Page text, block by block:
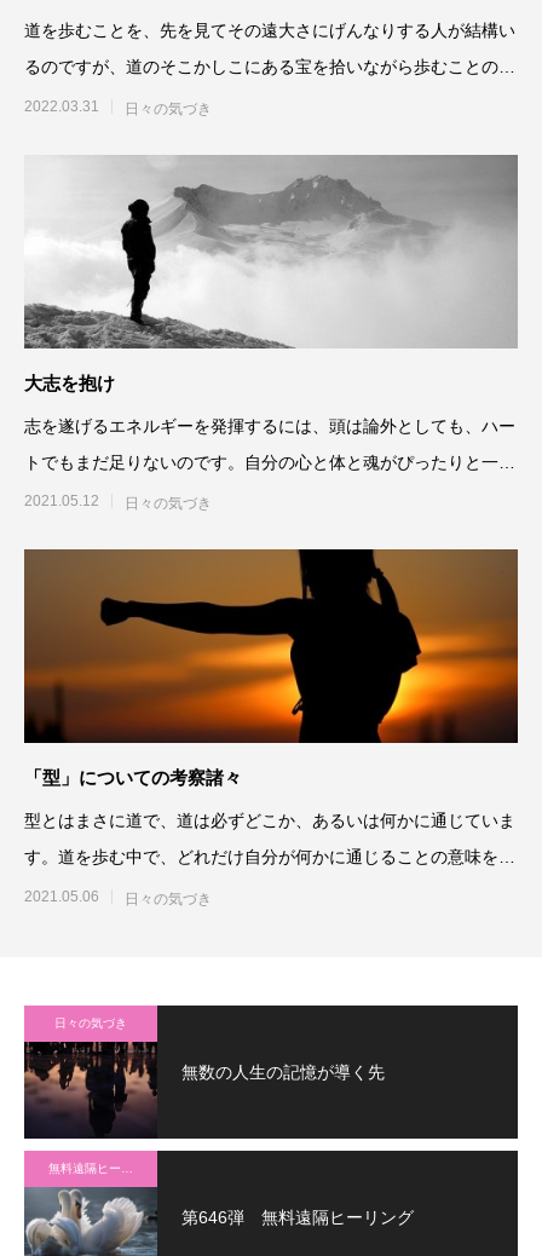
道を歩むことを、先を見てその遠大さにげんなりする人が結構い
るのですが、道のそこかしこにある宝を拾いながら歩むことの楽
しさ、奥深さ、感動は何に
2022.03.31 日々の気づき
大志を抱け
志を遂げるエネルギーを発揮するには、頭は論外としても、ハー
トでもまだ足りないのです。自分の心と体と魂がぴったりと一致
したところから意図を定め
2021.05.12 日々の気づき
「型」についての考察諸々
型とはまさに道で、道は必ずどこか、あるいは何かに通じていま
す。道を歩む中で、どれだけ自分が何かに通じることの意味を理
解できるかが、歩みの深さ
2021.05.06 日々の気づき
日々の気づき
無数の人生の記憶が導く先
第646弾 無料遠隔ヒーリング